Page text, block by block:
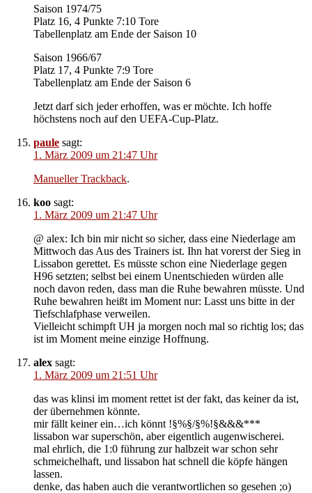
Saison 1974/75
Platz 16, 4 Punkte 7:10 Tore
Tabellenplatz am Ende der Saison 10
Saison 1966/67
Platz 17, 4 Punkte 7:9 Tore
Tabellenplatz am Ende der Saison 6
Jetzt darf sich jeder erhoffen, was er möchte. Ich hoffe
höchstens noch auf den UEFA-Cup-Platz.
paule sagt:
1. März 2009 um 21:47 Uhr
Manueller Trackback.
koo sagt:
1. März 2009 um 21:47 Uhr
@ alex: Ich bin mir nicht so sicher, dass eine Niederlage am
Mittwoch das Aus des Trainers ist. Ihn hat vorerst der Sieg in
Lissabon gerettet. Es müsste schon eine Niederlage gegen
H96 setzten; selbst bei einem Unentschieden würden alle
noch davon reden, dass man die Ruhe bewahren müsste. Und
Ruhe bewahren heißt im Moment nur: Lasst uns bitte in der
Tiefschlafphase verweilen.
Vielleicht schimpft UH ja morgen noch mal so richtig los; das
ist im Moment meine einzige Hoffnung.
alex sagt:
1. März 2009 um 21:51 Uhr
das was klinsi im moment rettet ist der fakt, das keiner da ist,
der übernehmen könnte.
mir fällt keiner ein…ich könnt !§%§/§%!§&&&***
lissabon war superschön, aber eigentlich augenwischerei.
mal ehrlich, die 1:0 führung zur halbzeit war schon sehr
schmeichelhaft, und lissabon hat schnell die köpfe hängen
lassen.
denke, das haben auch die verantwortlichen so gesehen ;o)